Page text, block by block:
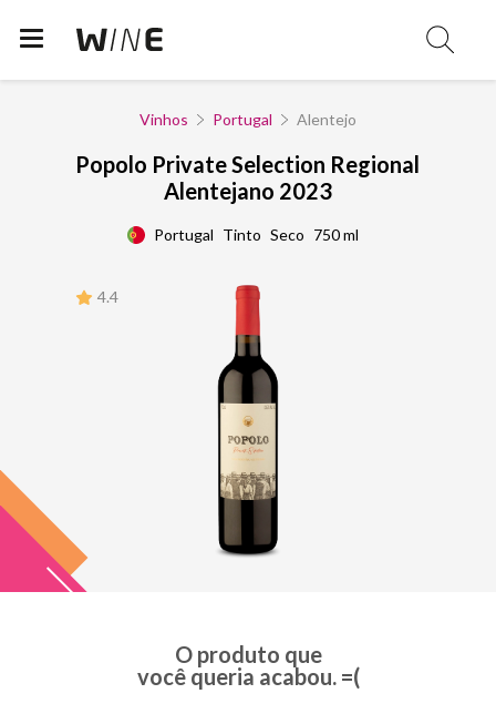
Vinhos Portugal Alentejo
Popolo Private Selection Regional
Alentejano 2023
Portugal Tinto Seco 750 ml
4.4
O produto que
você queria acabou. =(